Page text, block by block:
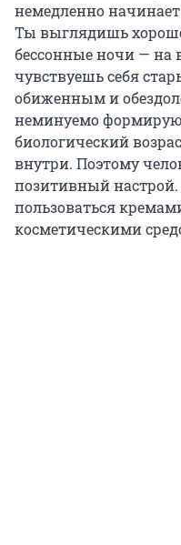
немедленно
Ты выглядишь
бессонные ночи — на
чувствуешь себя
обиженным и
неминуемо
биологический
внутри. Поэтому
позитивный настрой.
пользоваться
косметическими